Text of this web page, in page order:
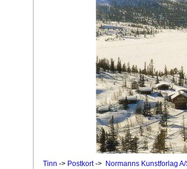
Tinn -> Postkort-> Normanns Kunstforlag